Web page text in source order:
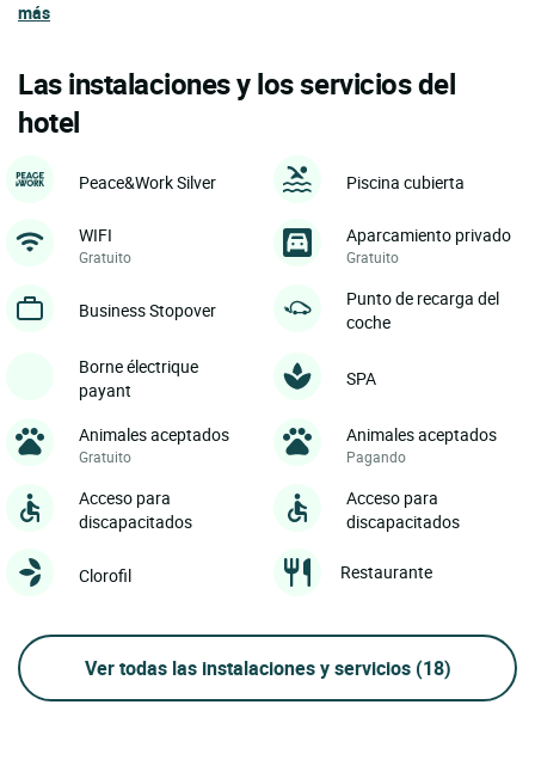
más
Las instalaciones y los servicios del
hotel
Peace&Work Silver Piscina cubierta
WIFI
Gratuito
Aparcamiento privado
Gratuito
Business Stopover
Punto de recarga del
coche
Borne électrique
payant
SPA
Animales aceptados
Gratuito
Animales aceptados
Pagando
Acceso para
discapacitados
Acceso para
discapacitados
Clorofil Restaurante
Ver todas las instalaciones y servicios (18)